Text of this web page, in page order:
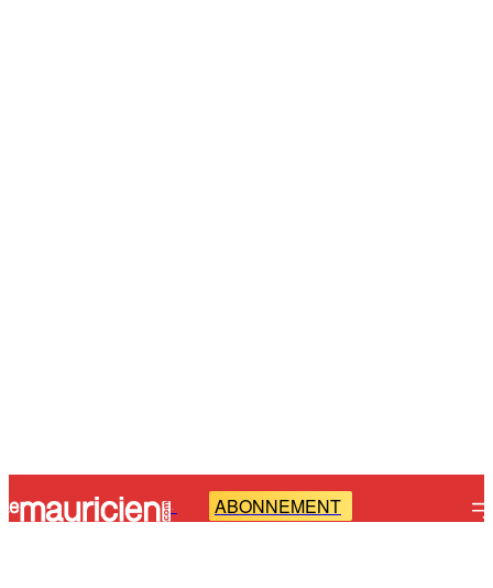
- ABONNEMENT